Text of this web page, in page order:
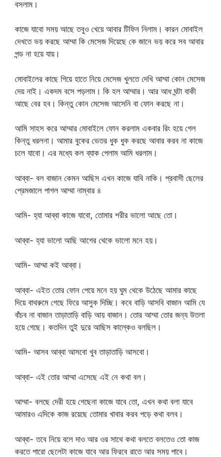
বসলাম।
কাজে যাবো সময় আছে তবুও খেয়ে আবার টিফিন নিলাম। কারন মোবাইল
দেখতে ভয় করছে আম্মা কি মেসেজ দিয়েছে কে জানে ভয় করে সব আবার
পন্ড না হয়ে যায়।
মোবাইলের কাছে গিয়ে হাতে নিয়ে মেসেজ খুলতে দেখি আম্মা কোন মেসেজ
দেয় নাই। একদম বসে পড়লাম। কি হল আম্মার। আর আধ ঘন্টা বাকী
আছে বের হব। কিন্তু কোন মেসেজ আসেনি বা ফোন করছে না।
আমি সাহস করে আম্মার মোবাইলে ফোন করলাম একবার রিং হয়ে গেল
কিন্তু ধরলনা। আমার বুকের ভেতর ধুক ধুক করছে আবার করব না কাজে
চলে যাবো। এর মধ্যে কল ব্যাক পেলাম আমি ধরলাম।
আব্বা- বল বাজান কেমন আছিস এখন কাজে যাবি নাকি। প্রবাসী ছেলের
প্রেমজালে পাগল আম্মা নাম্বার ৪
আমি- হ্যা আব্বা কাজে যাবো, তোমার শরীর ভালো আছে তো।
আব্বা- হ্যা ভালো আছি আগের থেকে ভালো মনে হয়।
আমি- আম্মা কই আব্বা।
আব্বা- এইত তোর ফোন পেয়ে মনে হয় ঘুম থেকে উঠেছে আমার কাছে
দিয়ে বাথরুমে গেছে ফিরে আসুক দিচ্ছি। কবে বাড়ি আসবি বাজান আমি যে
বাঁচব না বাজান তাড়াতাড়ি বাড়ি আয় বাজান। তোর আম্মা তোর জন্য উতলা
হয়ে গেছে। কতদিন তুই দুরে আছিস কাল্কেও বলছিল।
আমি- আসব আব্বা আসবো খুব তাড়াতাড়ি আসবো।
আব্বা- এই তোর আম্মা এসেছে এই নে কথা বল।
আম্মা- বলছে দেরী হয়ে গেছেনা কাজে যাবে তো, এখন কথা বলা যাবে
আমারও এদিকে কাজ রয়েছে তোমার খাবার করব পড়ে কথা বলব।
আব্বা- তবে নিয়ে বলে দাও আর ওর সাথে কথা বলতে বলতেও তো কাজ
করতে পারো ছেলেটা কাজে যাবে আর ফিরবে রাতে আর সময় পাবে।